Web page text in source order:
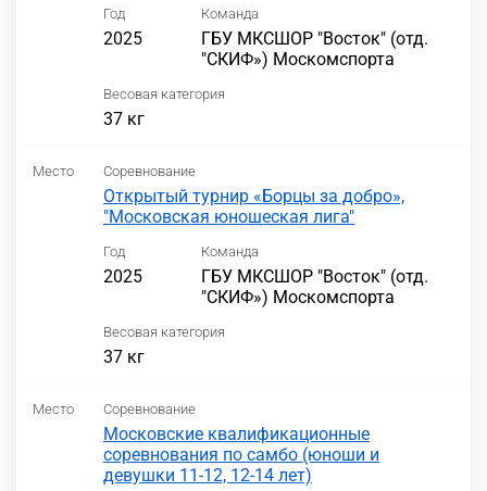
Год
2025
Команда
ГБУ МКСШОР "Восток" (отд.
"СКИФ») Москомспорта
Весовая категория
37 кг
Место Соревнование
Открытый турнир «Борцы за добро»,
"Московская юношеская лига"
Год
2025
Команда
ГБУ МКСШОР "Восток" (отд.
"СКИФ») Москомспорта
Весовая категория
37 кг
Место Соревнование
Московские квалификационные
соревнования по самбо (юноши и
девушки 11-12, 12-14 лет)